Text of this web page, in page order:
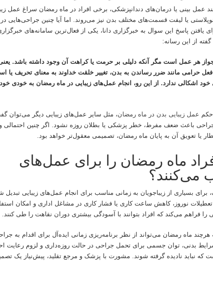
عمل بینی یا درمان‌های دندانپزشکی، برخی افراد در ماه رمضان سراغ عمل
یا لیفت قسمت‌های مختلف بدن نیز می‌روند. اما آیا چنین جراحی‌هایی در
یافتن پاسخ این سوال به خبرگزاری دانا، یکی از فعال‌ترین سامانه‌های
از این رسانه:
هر عمل است مگر آنکه دلیلی بر حرمت یا کراهت آن وجود داشته باشد. یعنی
فعل حرامی مانند ضرر رساندن به بدن، تغییر خلقت خداوند به معنای تحریف یا
اشکالی ندارد. از این رو، انجام عمل‌های زیبایی در ماه رمضان به خودی خود
حکم عمل زیبایی بدن در ماه رمضان، مثل سایر عمل‌های زیبایی دیگر می‌توان
باعث ضعف مفرط، خطر پزشکی یا بطلان روزه نشود. اگر چنین احتمالی
یا تعویق آن به پایان ماه رمضان، تصمیمی معقول‌تر خواهد بود.
ماه رمضان را برای عمل‌های
می‌کنند؟
برای بسیاری از زیباجویان به زمانی مناسب برای انجام عمل‌های زیبایی تبدیل
نوروز، کاهش ساعت کاری یا فشار کاری در مشاغل اداری و امکان
فراهم می‌کند که افراد بتوانند با آسودگی بیشتری دوران نقاهت را طی کنند.
ماه رمضان می‌تواند از نظر برنامه‌ریزی زمانی ایده‌آل برای اقدام به
شرایط بدنی، توان جسمی برای تحمل جراحی در حالت روزه‌داری و لزوم رعایت
نباید نادیده گرفته شوند. مشورت با پزشک و مرجع تقلید، پیش‌نیاز یک